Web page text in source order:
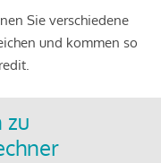
Sie verschiedene
und kommen so
zu